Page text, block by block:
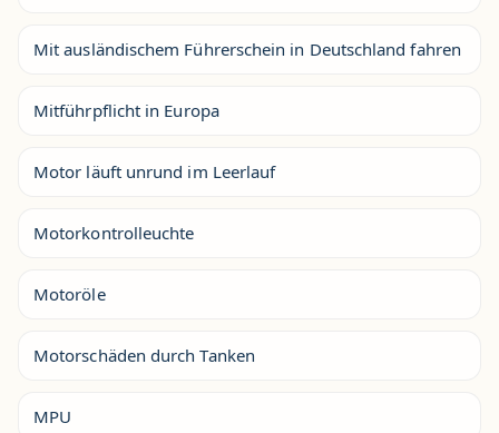
Mit ausländischem Führerschein in Deutschland fahren
Mitführpflicht in Europa
Motor läuft unrund im Leerlauf
Motorkontrolleuchte
Motoröle
Motorschäden durch Tanken
MPU